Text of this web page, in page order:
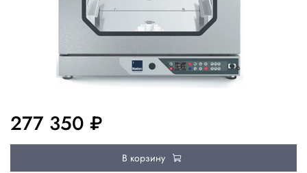
277 350 ₽
В корзину